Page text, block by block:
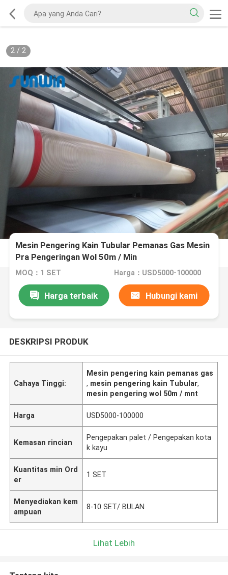
2/ 2
Mesin Pengering Kain Tubular Pemanas Gas Mesin
Pra Pengeringan Wol 50m / Min
MOQ：1 SET Harga：USD5000-100000
Harga terbaik Hubungi kami
DESKRIPSI PRODUK
Cahaya Tinggi:
Mesin pengering kain pemanas gas
, mesin pengering kain Tubular,
mesin pengering wol 50m / mnt
Harga USD5000-100000
Kemasan rincian
Pengepakan palet / Pengepakan kota
k kayu
Kuantitas min Ord
er
1 SET
Menyediakan kem
ampuan
8-10 SET/ BULAN
Lihat Lebih